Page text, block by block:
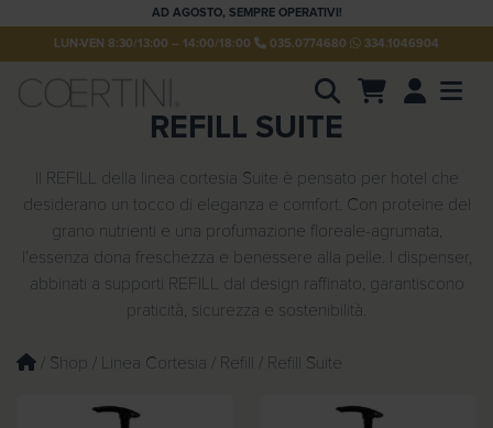
AD AGOSTO, SEMPRE OPERATIVI!
LUN-VEN 8:30/13:00 – 14:00/18:00 035.0774680 334.1046904
Account
c
s
h
REFILL SUITE
Il REFILL della linea cortesia Suite è pensato per hotel che
desiderano un tocco di eleganza e comfort. Con proteine del
grano nutrienti e una profumazione floreale-agrumata,
l’essenza dona freschezza e benessere alla pelle. I dispenser,
abbinati a supporti REFILL dal design raffinato, garantiscono
praticità, sicurezza e sostenibilità.
/ Shop / Linea Cortesia / Refill / Refill Suite